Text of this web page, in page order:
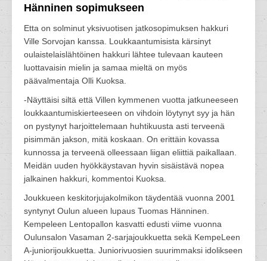
Hänninen sopimukseen
Etta on solminut yksivuotisen jatkosopimuksen hakkuri
Ville Sorvojan kanssa. Loukkaantumisista kärsinyt
oulaistelaislähtöinen hakkuri lähtee tulevaan kauteen
luottavaisin mielin ja samaa mieltä on myös
päävalmentaja Olli Kuoksa.
-Näyttäisi siltä että Villen kymmenen vuotta jatkuneeseen
loukkaantumiskierteeseen on vihdoin löytynyt syy ja hän
on pystynyt harjoittelemaan huhtikuusta asti terveenä
pisimmän jakson, mitä koskaan. On erittäin kovassa
kunnossa ja terveenä olleessaan liigan eliittiä paikallaan.
Meidän uuden hyökkäystavan hyvin sisäistävä nopea
jalkainen hakkuri, kommentoi Kuoksa.
Joukkueen keskitorjujakolmikon täydentää vuonna 2001
syntynyt Oulun alueen lupaus Tuomas Hänninen.
Kempeleen Lentopallon kasvatti edusti viime vuonna
Oulunsalon Vasaman 2-sarjajoukkuetta sekä KempeLeen
A-juniorijoukkuetta. Juniorivuosien suurimmaksi idolikseen